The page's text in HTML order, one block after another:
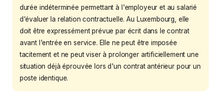
durée indéterminée permettant à l'employeur et au salarié
d'évaluer la relation contractuelle. Au Luxembourg, elle
doit être expressément prévue par écrit dans le contrat
avant l'entrée en service. Elle ne peut être imposée
tacitement et ne peut viser à prolonger artificiellement une
situation déjà éprouvée lors d'un contrat antérieur pour un
poste identique.